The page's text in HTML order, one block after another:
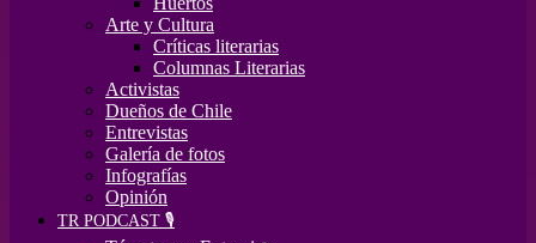
Arte y Cultura
Críticas literarias
Columnas Literarias
Activistas
Dueños de Chile
Entrevistas
Galería de fotos
Infografías
Opinión
TR PODCAST 🎙️